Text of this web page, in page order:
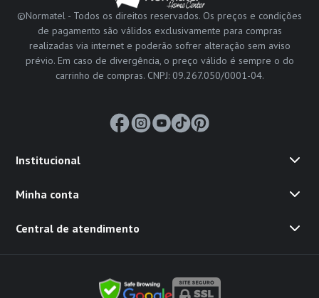
©Normatel - Todos os direitos reservados. Os preços e condições
de pagamento são válidos exclusivamente para compras
realizadas via internet e poderão sofrer alteração sem aviso
prévio. Em caso de divergência, o preço válido é sempre o do
carrinho de compras. CNPJ: 09.267.050/0001-04.
Institucional
Minha conta
Central de atendimento